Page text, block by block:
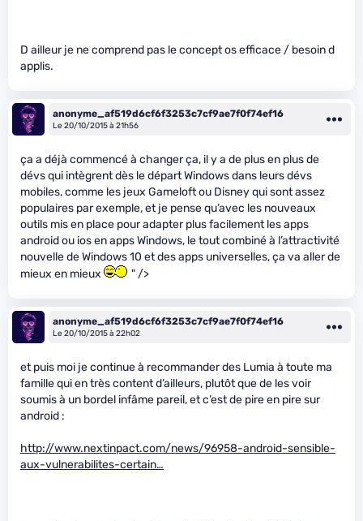
D ailleur je ne comprend pas le concept os efficace / besoin d
applis.
anonyme_af519d6cf6f3253c7cf9ae7f0f74ef16
Le 20/10/2015 à 21h56
ça a déjà commencé à changer ça, il y a de plus en plus de
dévs qui intègrent dès le départ Windows dans leurs dévs
mobiles, comme les jeux Gameloft ou Disney qui sont assez
populaires par exemple, et je pense qu’avec les nouveaux
outils mis en place pour adapter plus facilement les apps
android ou ios en apps Windows, le tout combiné à l’attractivité
nouvelle de Windows 10 et des apps universelles, ça va aller de
mieux en mieux
" />
anonyme_af519d6cf6f3253c7cf9ae7f0f74ef16
Le 20/10/2015 à 22h02
et puis moi je continue à recommander des Lumia à toute ma
famille qui en très content d’ailleurs, plutôt que de les voir
soumis à un bordel infâme pareil, et c’est de pire en pire sur
android :
http://www.nextinpact.com/news/96958-android-sensible-
aux-vulnerabilites-certain…